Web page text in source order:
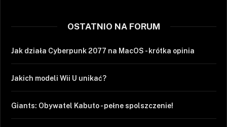
OSTATNIO NA FORUM
Jak działa Cyberpunk 2077 na MacOS - krótka opinia
Jakich modeli Wii U unikać?
Giants: Obywatel Kabuto - pełne spolszczenie!